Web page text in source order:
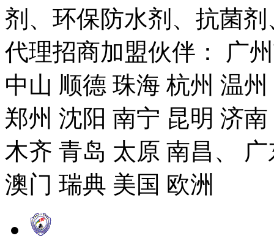
剂、环保防水剂、抗菌
代理招商加盟伙伴： 广
中山 顺德 珠海 杭州 温
郑州 沈阳 南宁 昆明 济
木齐 青岛 太原 南昌、
澳门 瑞典 美国 欧洲